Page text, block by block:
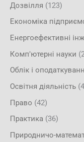
Дозвілля (123)
Економіка
Енергоефективні
Комп'ютерні науки
Облік і
Освітня діяльність
Право (42)
Практика (36)
Природничо-